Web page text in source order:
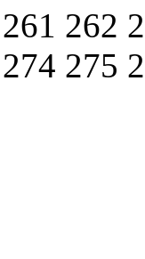
261 262
274 275